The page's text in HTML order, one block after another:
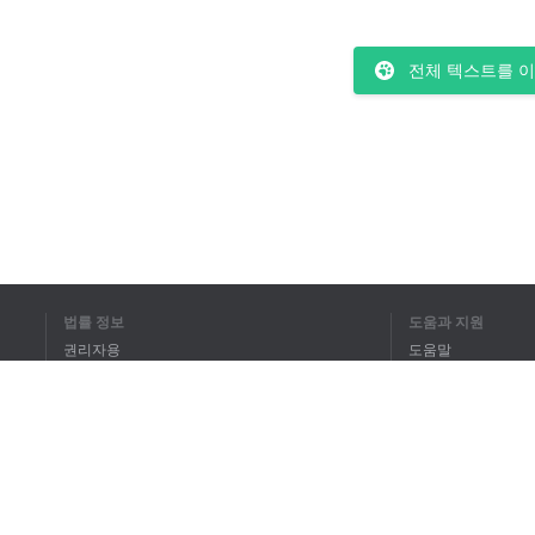
전체 텍스트를
법률 정보
권리자용
도움과 지원
도움말